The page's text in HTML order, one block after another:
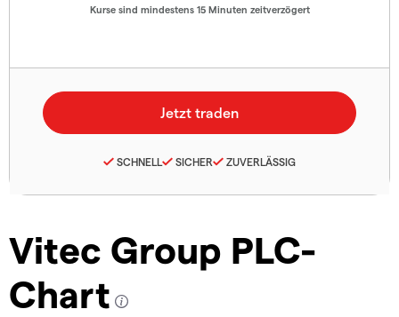
Vitec Group PLC-
Chart
Kurse sind mindestens 15 Minuten zeitverzögert
SCHNELL SICHER ZUVERLÄSSIG